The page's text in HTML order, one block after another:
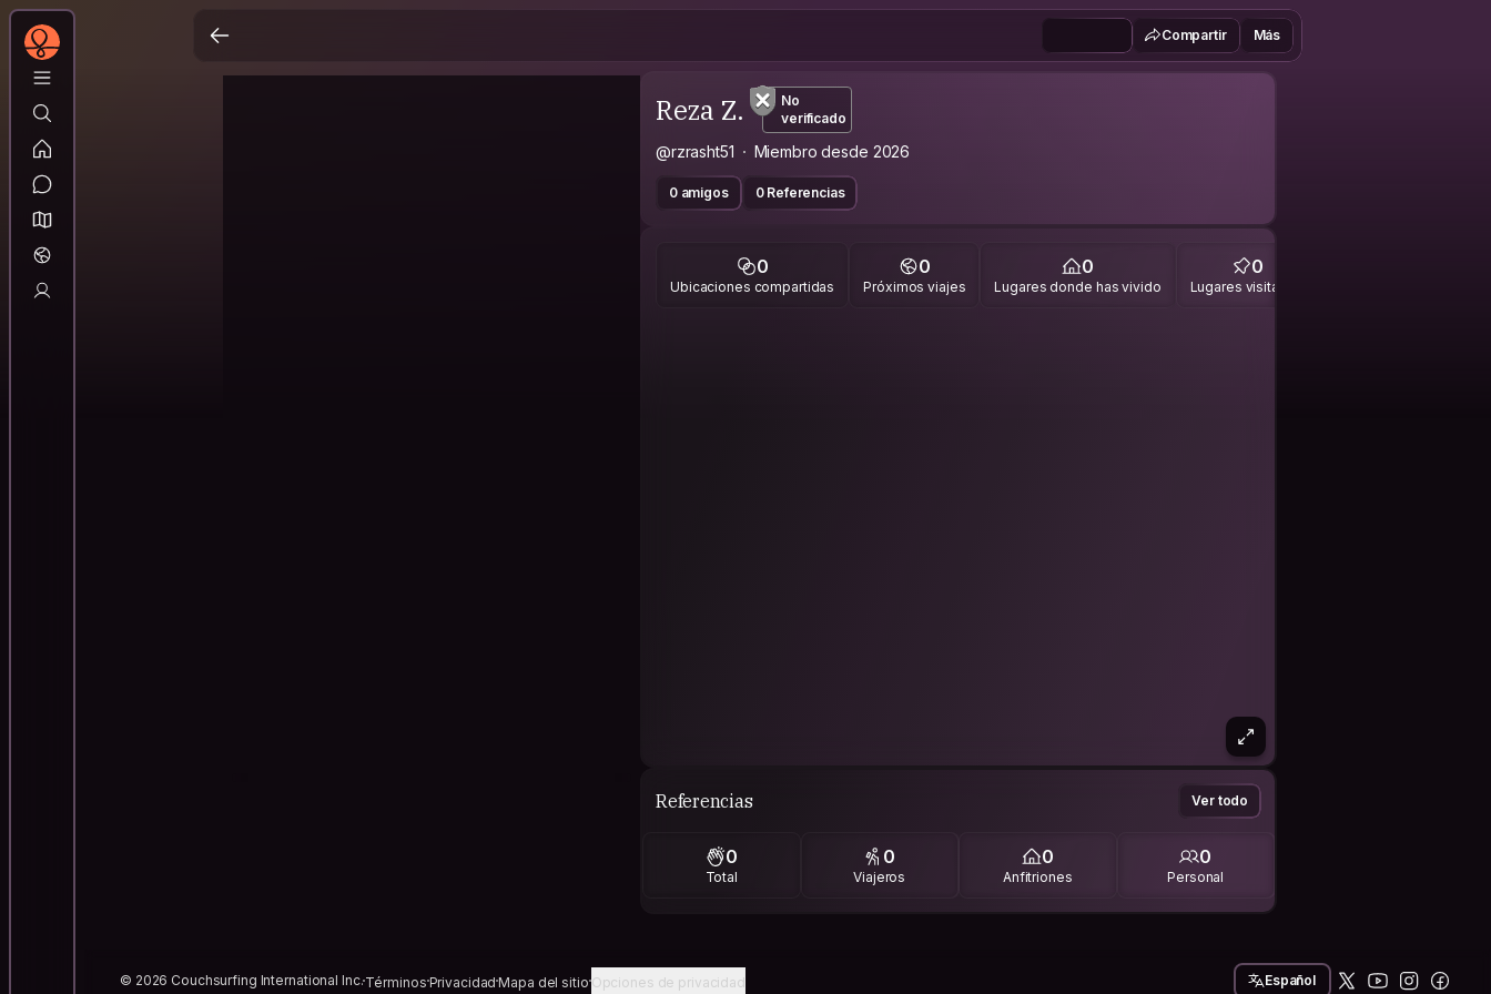
Compartir Más
Reza Z.
No
verificado
@rzrasht51 Miembro desde 2026
0 amigos 0 Referencias
0
Ubicaciones compartidas
0
Próximos viajes
0
Lugares donde has vivido
0
Lugares visitados
Referencias Ver todo
0
Total
0
Viajeros
0
Anfitriones
0
Personal
© 2026 Couchsurfing International Inc.TérminosPrivacidadMapa del sitioOpciones de privacidad Español